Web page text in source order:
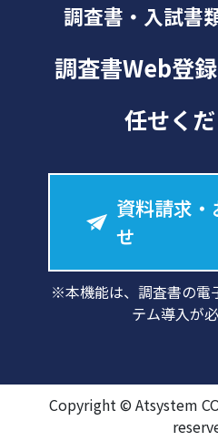
調査書・入試書
調査書Web登
任せくだ
資料請求
せ
※本機能は、調査書の電
テム導入が必
Copyright © Atsystem